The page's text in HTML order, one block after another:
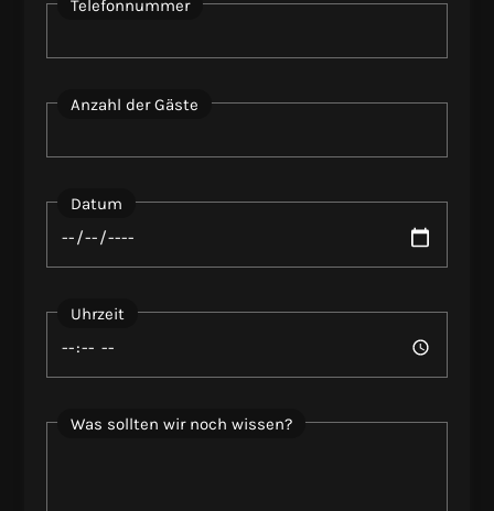
Telefonnummer
Anzahl der Gäste
Datum
Uhrzeit
Was sollten wir noch wissen?